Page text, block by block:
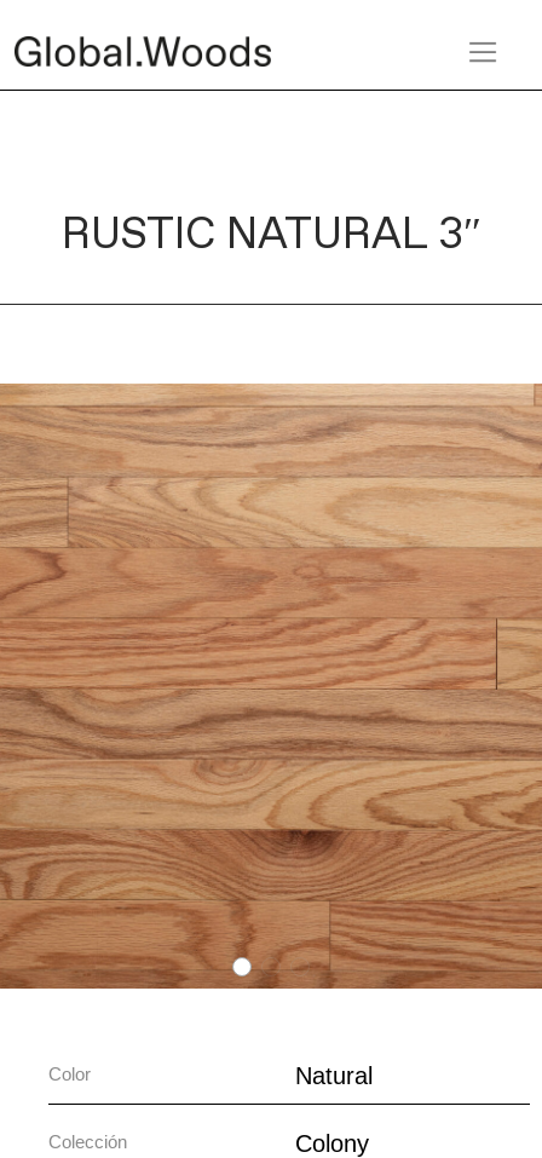
RUSTIC NATURAL 3″
Color Natural
Colección Colony